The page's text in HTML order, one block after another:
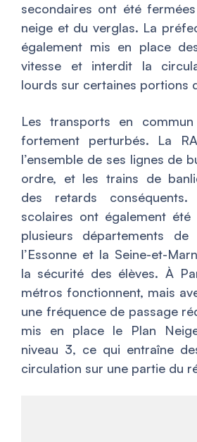
secondaires ont été
neige et du verglas. La
également mis en place
vitesse et interdit la
lourds sur certaines portions
Les transports en
fortement perturbés. La
l’ensemble de ses lignes de
ordre, et les trains de
des retards
scolaires ont également été
plusieurs départements
l’Essonne et la Seine-et-
la sécurité des élèves. À
métros fonctionnent, mais
une fréquence de passage
mis en place le Plan
niveau 3, ce qui entraîne
circulation sur une partie du